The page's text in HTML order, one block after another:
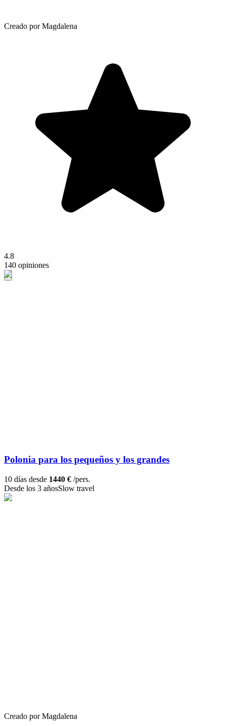
Creado por Magdalena
4.8
140 opiniones
Polonia para los pequeños y los grandes
10 días desde 1440 € /pers.
Desde los 3 añosSlow travel
Creado por Magdalena